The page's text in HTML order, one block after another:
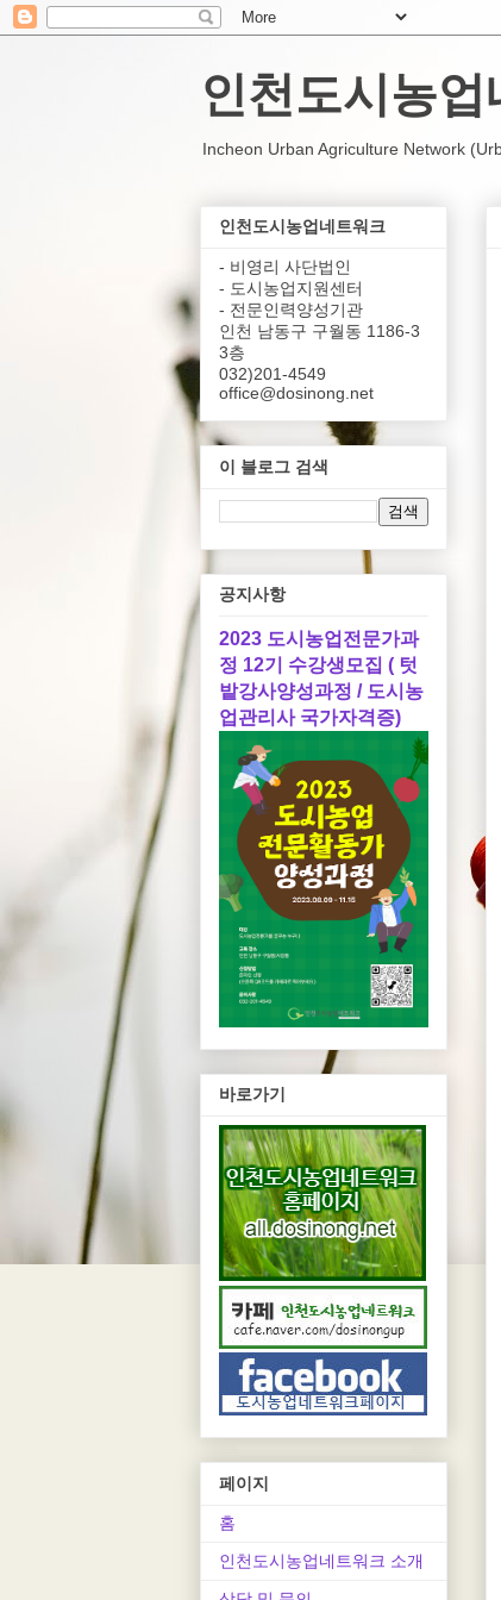
인천도시농업
Incheon Urban Agriculture Network
인천도시농업네트워크
- 비영리 사단법인
- 도시농업지원센터
- 전문인력양성기관
인천 남동구 구월동 1186-3
3층
032)201-4549
office@dosinong.net
이 블로그 검색
공지사항
2023 도시농업전문가과
정 12기 수강생모집 ( 텃
밭강사양성과정 / 도시농
업관리사 국가자격증)
바로가기
페이지
홈
인천도시농업네트워크 소개